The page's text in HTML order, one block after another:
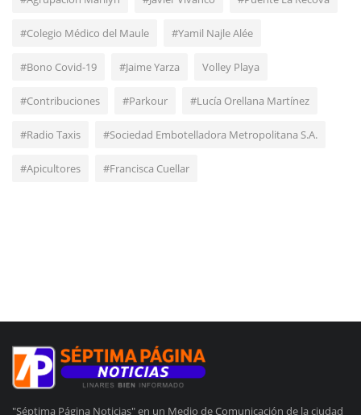
#Colegio Médico del Maule #Yamil Najle Alée
#Bono Covid-19 #Jaime Yarza Volley Playa
#Contribuciones #Parkour #Lucía Orellana Martínez
#Radio Taxis #Sociedad Embotelladora Metropolitana S.A.
#Apicultores #Francisca Cuellar
"Séptima Página Noticias" en un Medio de Comunicación de la ciudad